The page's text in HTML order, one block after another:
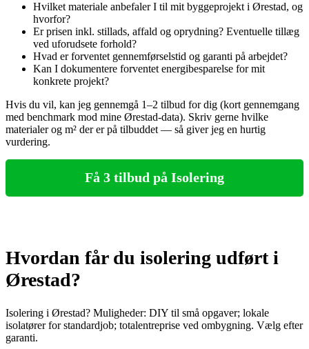
Hvilket materiale anbefaler I til mit byggeprojekt i Ørestad, og
hvorfor?
Er prisen inkl. stillads, affald og oprydning? Eventuelle tillæg
ved uforudsete forhold?
Hvad er forventet gennemførselstid og garanti på arbejdet?
Kan I dokumentere forventet energibesparelse for mit
konkrete projekt?
Hvis du vil, kan jeg gennemgå 1–2 tilbud for dig (kort gennemgang
med benchmark mod mine Ørestad‑data). Skriv gerne hvilke
materialer og m² der er på tilbuddet — så giver jeg en hurtig
vurdering.
Få 3 tilbud på Isolering
Hvordan får du isolering udført i
Ørestad?
Isolering i Ørestad? Muligheder: DIY til små opgaver; lokale
isolatører for standardjob; totalentreprise ved ombygning. Vælg efter
garanti.